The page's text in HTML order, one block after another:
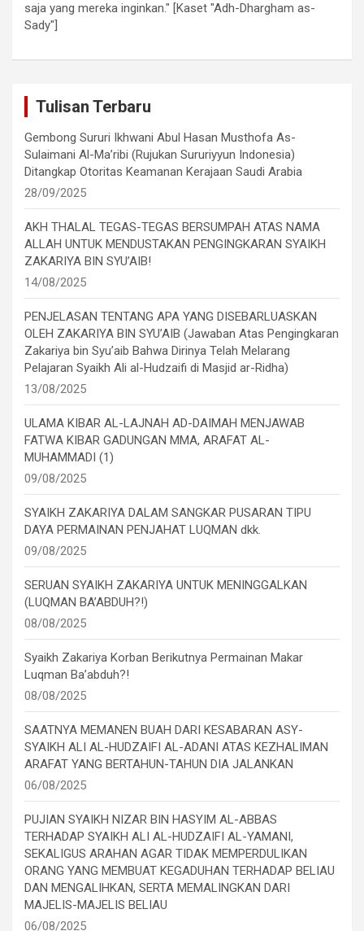
saja yang mereka inginkan." [Kaset "Adh-Dhargham as-
Sady"]
Tulisan Terbaru
Gembong Sururi Ikhwani Abul Hasan Musthofa As-
Sulaimani Al-Ma’ribi (Rujukan Sururiyyun Indonesia)
Ditangkap Otoritas Keamanan Kerajaan Saudi Arabia
28/09/2025
AKH THALAL TEGAS-TEGAS BERSUMPAH ATAS NAMA
ALLAH UNTUK MENDUSTAKAN PENGINGKARAN SYAIKH
ZAKARIYA BIN SYU’AIB!
14/08/2025
PENJELASAN TENTANG APA YANG DISEBARLUASKAN
OLEH ZAKARIYA BIN SYU’AIB (Jawaban Atas Pengingkaran
Zakariya bin Syu’aib Bahwa Dirinya Telah Melarang
Pelajaran Syaikh Ali al-Hudzaifi di Masjid ar-Ridha)
13/08/2025
ULAMA KIBAR AL-LAJNAH AD-DAIMAH MENJAWAB
FATWA KIBAR GADUNGAN MMA, ARAFAT AL-
MUHAMMADI (1)
09/08/2025
SYAIKH ZAKARIYA DALAM SANGKAR PUSARAN TIPU
DAYA PERMAINAN PENJAHAT LUQMAN dkk.
09/08/2025
SERUAN SYAIKH ZAKARIYA UNTUK MENINGGALKAN
(LUQMAN BA’ABDUH?!)
08/08/2025
Syaikh Zakariya Korban Berikutnya Permainan Makar
Luqman Ba’abduh?!
08/08/2025
SAATNYA MEMANEN BUAH DARI KESABARAN ASY-
SYAIKH ALI AL-HUDZAIFI AL-ADANI ATAS KEZHALIMAN
ARAFAT YANG BERTAHUN-TAHUN DIA JALANKAN
06/08/2025
PUJIAN SYAIKH NIZAR BIN HASYIM AL-ABBAS
TERHADAP SYAIKH ALI AL-HUDZAIFI AL-YAMANI,
SEKALIGUS ARAHAN AGAR TIDAK MEMPERDULIKAN
ORANG YANG MEMBUAT KEGADUHAN TERHADAP BELIAU
DAN MENGALIHKAN, SERTA MEMALINGKAN DARI
MAJELIS-MAJELIS BELIAU
06/08/2025